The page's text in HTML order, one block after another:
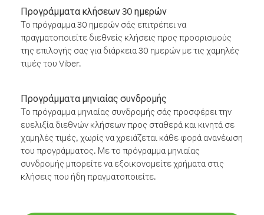
Προγράμματα κλήσεων 30 ημερών
Το πρόγραμμα 30 ημερών σάς επιτρέπει να
πραγματοποιείτε διεθνείς κλήσεις προς προορισμούς
της επιλογής σας για διάρκεια 30 ημερών με τις χαμηλές
τιμές του Viber.
Προγράμματα μηνιαίας συνδρομής
Το πρόγραμμα μηνιαίας συνδρομής σάς προσφέρει την
ευελιξία διεθνών κλήσεων προς σταθερά και κινητά σε
χαμηλές τιμές, χωρίς να χρειάζεται κάθε φορά ανανέωση
του προγράμματος. Με το πρόγραμμα μηνιαίας
συνδρομής μπορείτε να εξοικονομείτε χρήματα στις
κλήσεις που ήδη πραγματοποιείτε.